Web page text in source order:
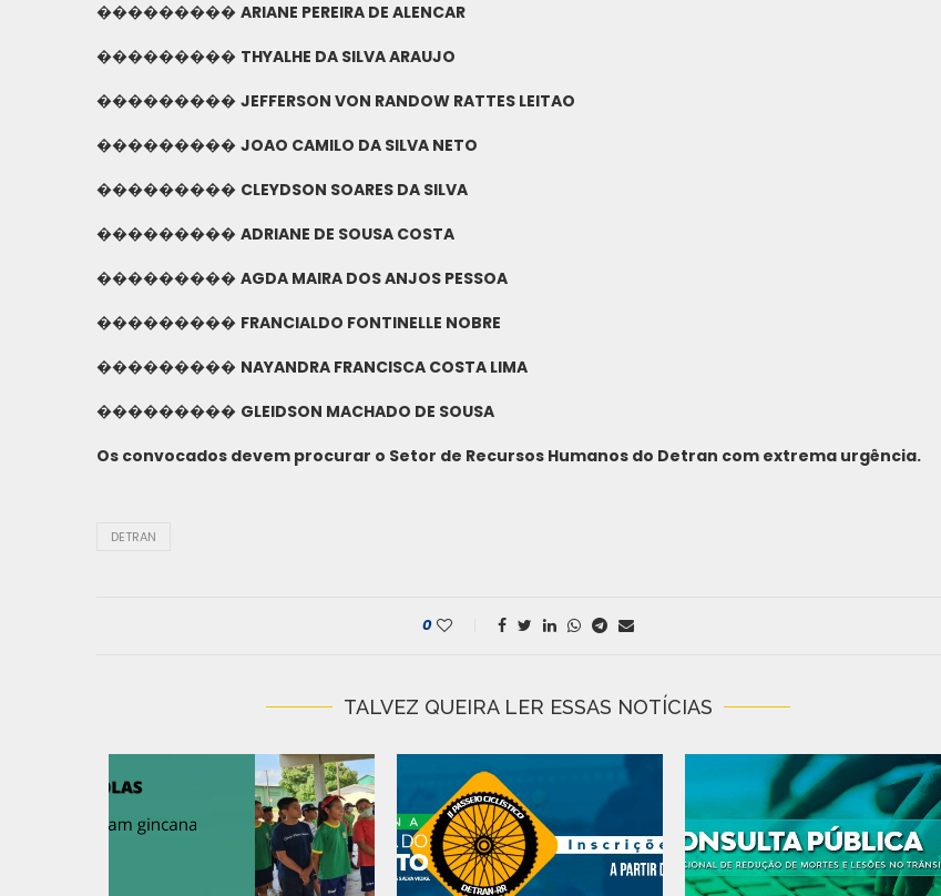
��������� ARIANE PEREIRA DE ALENCAR
��������� THYALHE DA SILVA ARAUJO
��������� JEFFERSON VON RANDOW RATTES LEITAO
��������� JOAO CAMILO DA SILVA NETO
��������� CLEYDSON SOARES DA SILVA
��������� ADRIANE DE SOUSA COSTA
��������� AGDA MAIRA DOS ANJOS PESSOA
��������� FRANCIALDO FONTINELLE NOBRE
��������� NAYANDRA FRANCISCA COSTA LIMA
��������� GLEIDSON MACHADO DE SOUSA
Os convocados devem procurar o Setor de Recursos Humanos do Detran com extrema urgência.
DETRAN
0
TALVEZ QUEIRA LER ESSAS NOTÍCIAS